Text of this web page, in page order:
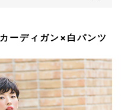
ーディガン×白パンツ